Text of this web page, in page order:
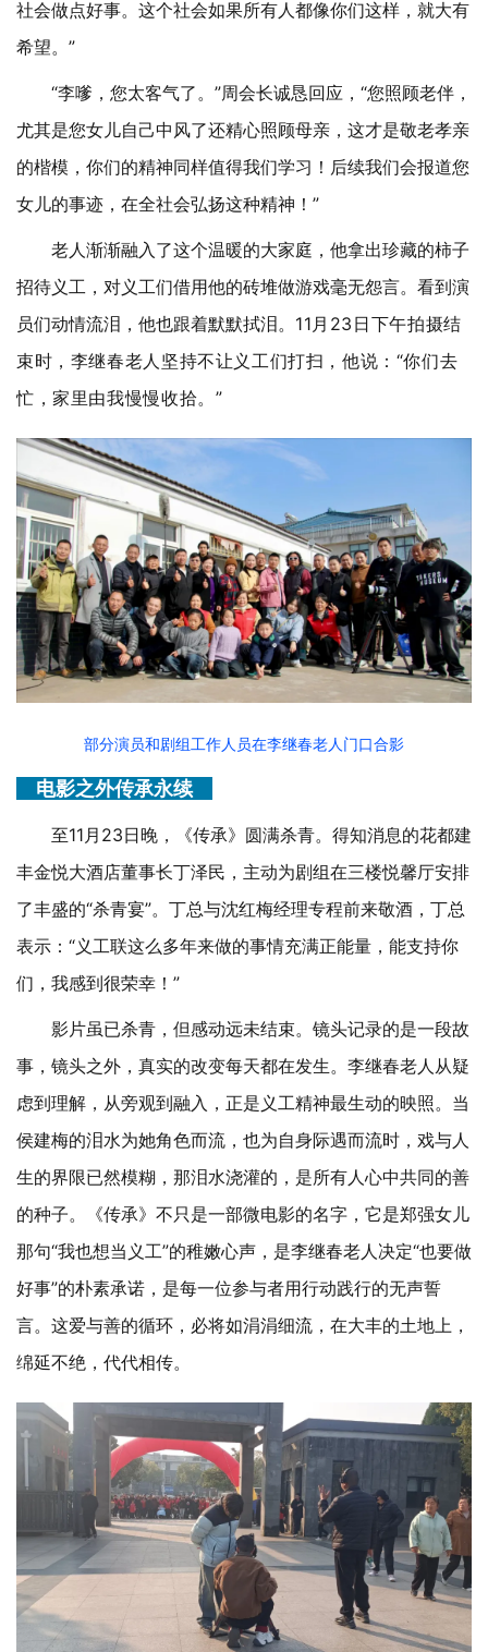
社会做点好事。这个社会如果所有人都像你们这样，就大有
希望。”
“李嗲，您太客气了。”周会长诚恳回应，“您照顾老伴，
尤其是您女儿自己中风了还精心照顾母亲，这才是敬老孝亲
的楷模，你们的精神同样值得我们学习！后续我们会报道您
女儿的事迹，在全社会弘扬这种精神！”
老人渐渐融入了这个温暖的大家庭，他拿出珍藏的柿子
招待义工，对义工们借用他的砖堆做游戏毫无怨言。看到演
员们动情流泪，他也跟着默默拭泪。 11月23日下午拍摄结
束时，李继春老人坚持不让义工们打扫，他说：“你们去
忙，家里由我慢慢收拾。”
部分演员和剧组工作人员在李继春老人门口合影
电影之外传承永续
至11月23日晚，《传承》圆满杀青。得知消息的花都建
丰金悦大酒店董事长丁泽民，主动为剧组在三楼悦馨厅安排
了丰盛的“杀青宴”。丁总与沈红梅经理专程前来敬酒，丁总
表示：“义工联这么多年来做的事情充满正能量，能支持你
们，我感到很荣幸！”
影片虽已杀青，但感动远未结束。镜头记录的是一段故
事，镜头之外，真实的改变每天都在发生。李继春老人从疑
虑到理解，从旁观到融入，正是义工精神最生动的映照。当
侯建梅的泪水为她角色而流，也为自身际遇而流时，戏与人
生的界限已然模糊，那泪水浇灌的，是所有人心中共同的善
的种子。《传承》不只是一部微电影的名字，它是郑强女儿
那句“我也想当义工”的稚嫩心声，是李继春老人决定“也要做
好事”的朴素承诺，是每一位参与者用行动践行的无声誓
言。这爱与善的循环，必将如涓涓细流，在大丰的土地上，
绵延不绝，代代相传。